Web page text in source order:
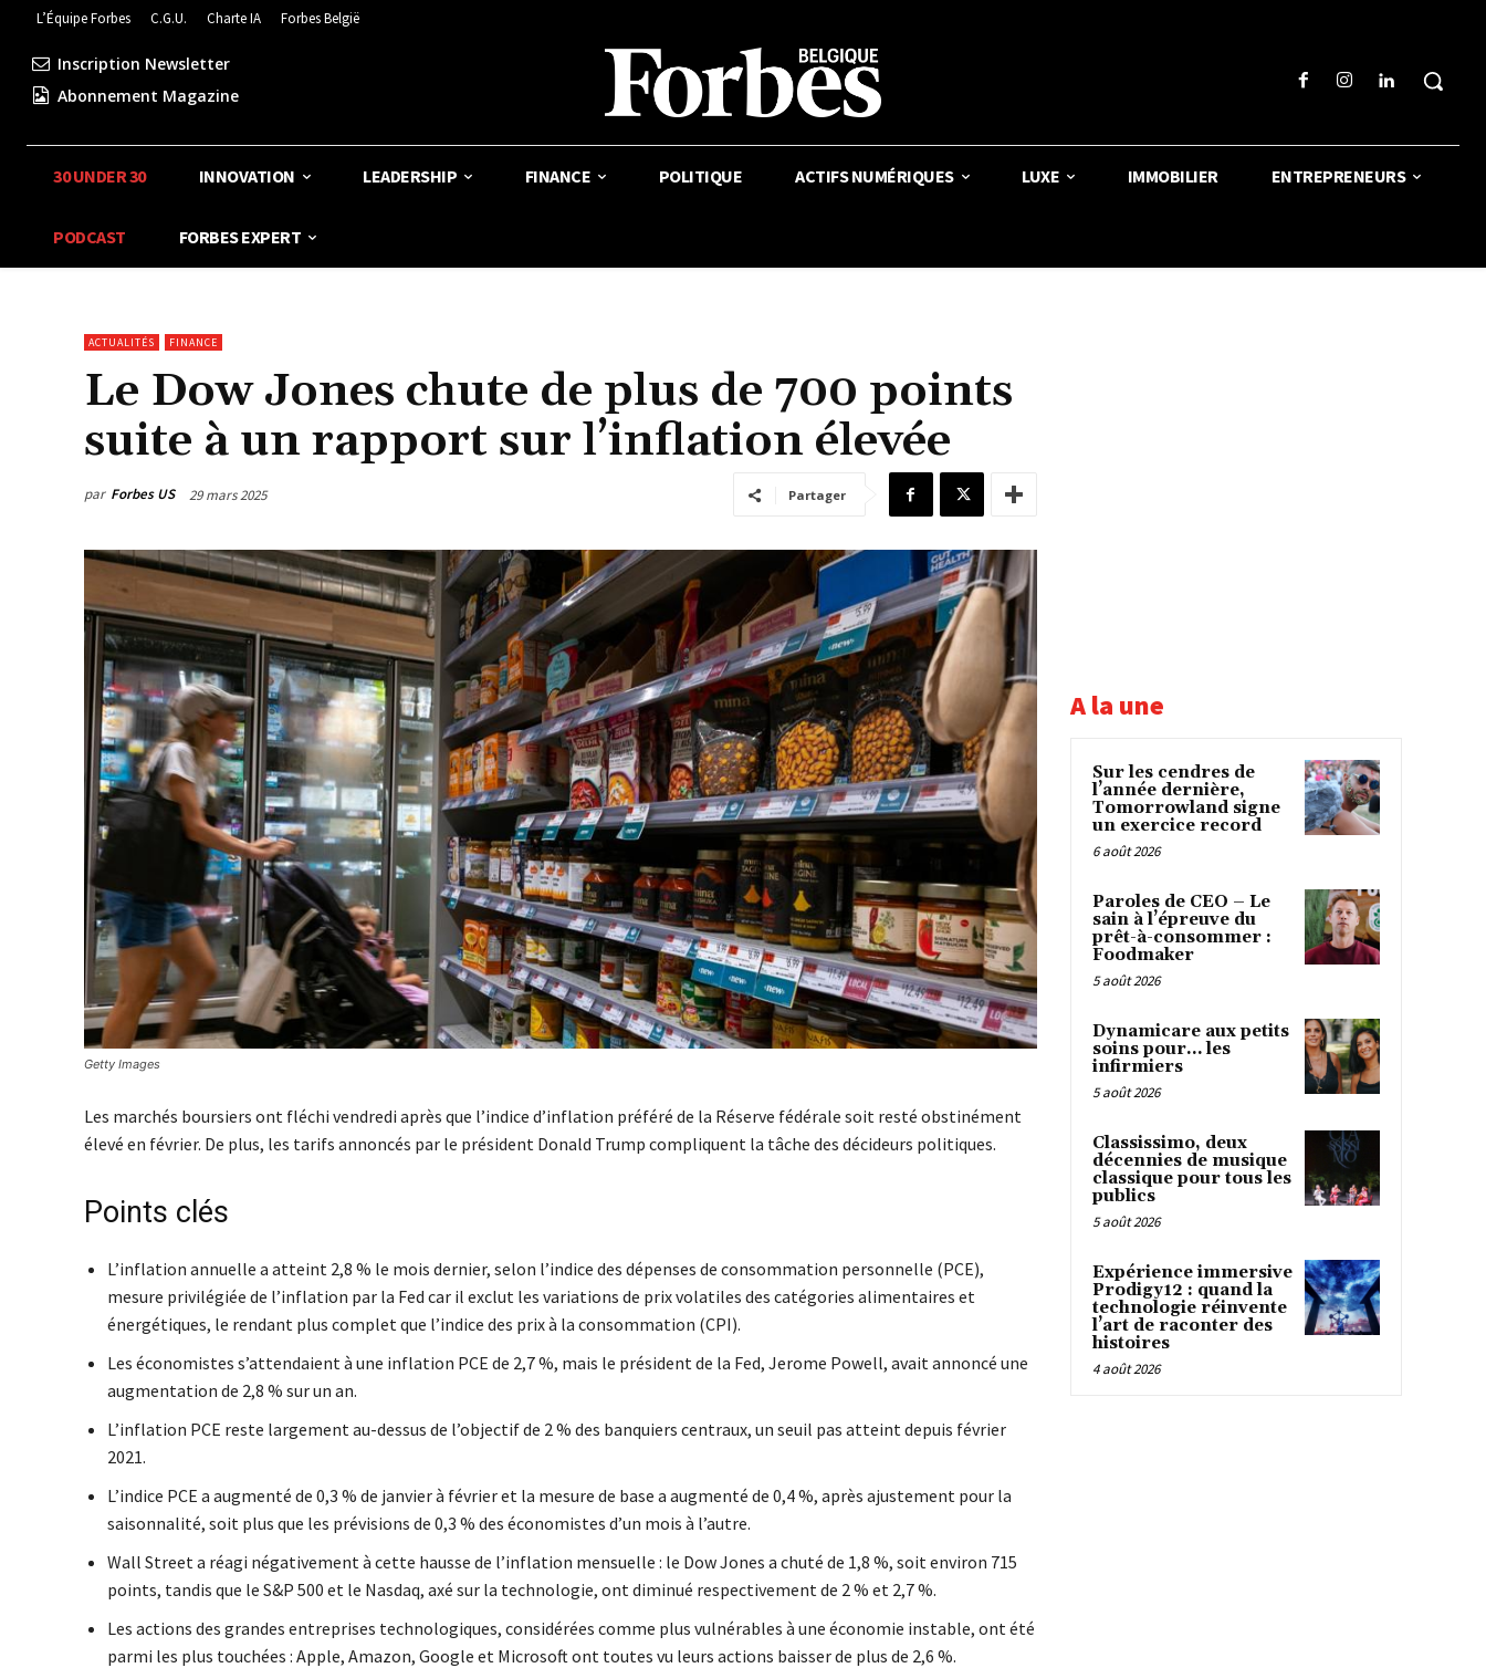
L’Équipe Forbes C.G.U. Charte IA Forbes België
Inscription Newsletter
Abonnement Magazine
30 UNDER 30 INNOVATION LEADERSHIP FINANCE POLITIQUE ACTIFS NUMÉRIQUES LUXE IMMOBILIER ENTREPRENEURS
PODCAST FORBES EXPERT
ACTUALITÉS FINANCE
Le Dow Jones chute de plus de 700 points
suite à un rapport sur l’inflation élevée
par Forbes US 29 mars 2025 Partager
Getty Images
Les marchés boursiers ont fléchi vendredi après que l’indice d’inflation préféré de la Réserve fédérale soit resté obstinément
élevé en février. De plus, les tarifs annoncés par le président Donald Trump compliquent la tâche des décideurs politiques.
Points clés
L’inflation annuelle a atteint 2,8 % le mois dernier, selon l’indice des dépenses de consommation personnelle (PCE),
mesure privilégiée de l’inflation par la Fed car il exclut les variations de prix volatiles des catégories alimentaires et
énergétiques, le rendant plus complet que l’indice des prix à la consommation (CPI).
Les économistes s’attendaient à une inflation PCE de 2,7 %, mais le président de la Fed, Jerome Powell, avait annoncé une
augmentation de 2,8 % sur un an.
L’inflation PCE reste largement au-dessus de l’objectif de 2 % des banquiers centraux, un seuil pas atteint depuis février
2021.
L’indice PCE a augmenté de 0,3 % de janvier à février et la mesure de base a augmenté de 0,4 %, après ajustement pour la
saisonnalité, soit plus que les prévisions de 0,3 % des économistes d’un mois à l’autre.
Wall Street a réagi négativement à cette hausse de l’inflation mensuelle : le Dow Jones a chuté de 1,8 %, soit environ 715
points, tandis que le S&P 500 et le Nasdaq, axé sur la technologie, ont diminué respectivement de 2 % et 2,7 %.
Les actions des grandes entreprises technologiques, considérées comme plus vulnérables à une économie instable, ont été
parmi les plus touchées : Apple, Amazon, Google et Microsoft ont toutes vu leurs actions baisser de plus de 2,6 %.
A la une
Sur les cendres de
l’année dernière,
Tomorrowland signe
un exercice record
6 août 2026
Paroles de CEO – Le
sain à l’épreuve du
prêt-à-consommer :
Foodmaker
5 août 2026
Dynamicare aux petits
soins pour… les
infirmiers
5 août 2026
Classissimo, deux
décennies de musique
classique pour tous les
publics
5 août 2026
Expérience immersive
Prodigy12 : quand la
technologie réinvente
l’art de raconter des
histoires
4 août 2026